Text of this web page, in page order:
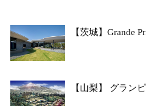
【茨城】Grande
【山梨】 グラン